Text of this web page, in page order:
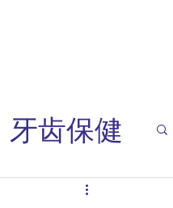
牙齿保健